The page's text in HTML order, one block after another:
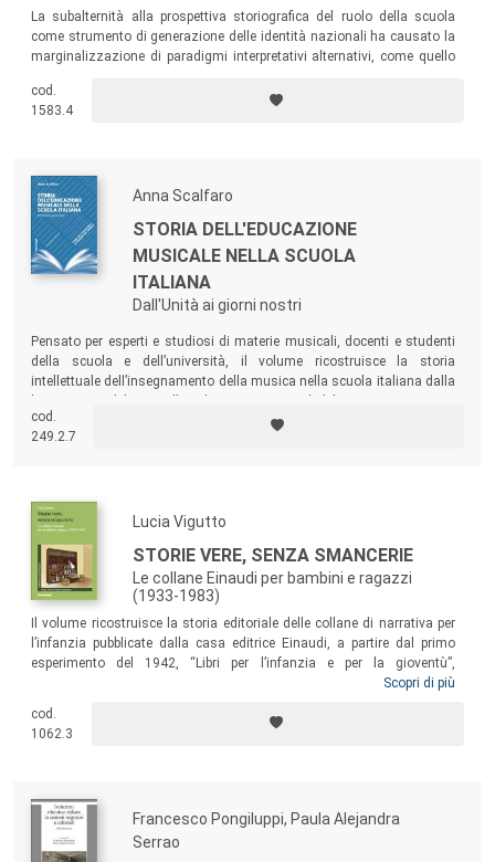
La subalternità alla prospettiva storiografica del ruolo della scuola
come strumento di generazione delle identità nazionali ha causato la
marginalizzazione di paradigmi interpretativi alternativi, come quello
che il presente volume tenta di recuperare, utilizzando una serie di
fonti inconsuete per questo ambito di studi.
cod.
1583.4
Anna Scalfaro
STORIA DELL'EDUCAZIONE
MUSICALE NELLA SCUOLA
ITALIANA
Dall'Unità ai giorni nostri
Pensato per esperti e studiosi di materie musicali, docenti e studenti
della scuola e dell’università, il volume ricostruisce la storia
intellettuale dell’insegnamento della musica nella scuola italiana dalla
cod.
249.2.7
Lucia Vigutto
STORIE VERE, SENZA SMANCERIE
Le collane Einaudi per bambini e ragazzi
(1933-1983)
Il volume ricostruisce la storia editoriale delle collane di narrativa per
l’infanzia pubblicate dalla casa editrice Einaudi, a partire dal primo
esperimento del 1942, “Libri per l’infanzia e per la gioventù”,
proseguendo con le più conosciute “Libri per ragazzi” e “Letture per la
si rivolge a studiosi di storia della cultura e dell’immaginario infantile,
ma anche a insegnanti, bibliotecari, librai e professionisti dell’editoria
promozione della lettura e della letteratura in Italia.
Scopri di più
cod.
1062.3
Francesco Pongiluppi, Paula Alejandra
Serrao